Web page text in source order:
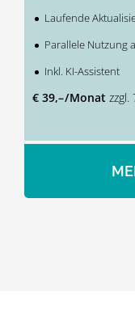
Laufende
Parallele Nutzung
Inkl. KI-Assistent
€ 39,– / Monat zzgl.